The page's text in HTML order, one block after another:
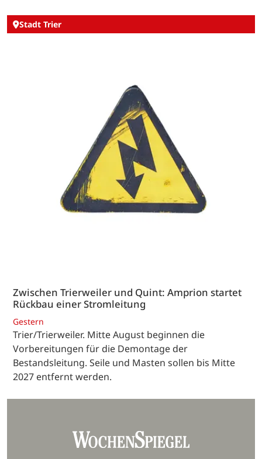
Stadt Trier
Zwischen Trierweiler und Quint: Amprion startet
Rückbau einer Stromleitung
Gestern
Trier/Trierweiler. Mitte August beginnen die
Vorbereitungen für die Demontage der
Bestandsleitung. Seile und Masten sollen bis Mitte
2027 entfernt werden.